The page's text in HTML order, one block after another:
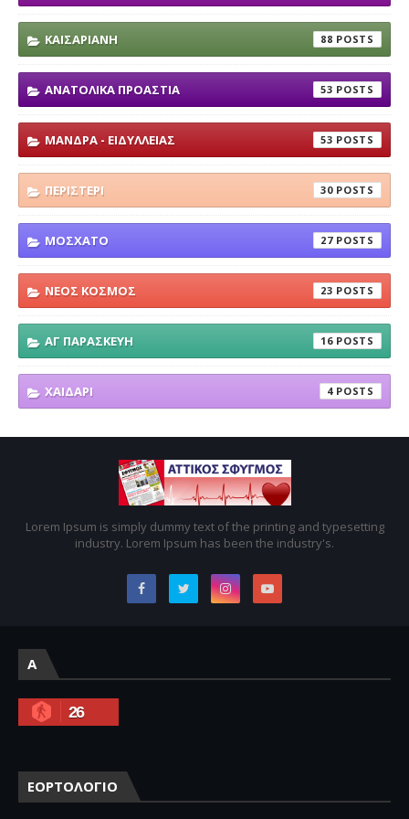
ΚΑΙΣΑΡΙΑΝΗ 88
ΑΝΑΤΟΛΙΚΑ ΠΡΟΑΣΤΙΑ 53
ΜΑΝΔΡΑ - ΕΙΔΥΛΛΕΙΑΣ 53
ΠΕΡΙΣΤΕΡΙ 30
ΜΟΣΧΑΤΟ 27
ΝΕΟΣ ΚΟΣΜΟΣ 23
ΑΓ ΠΑΡΑΣΚΕΥΗ 16
ΧΑΙΔΑΡΙ 4
Lorem Ipsum is simply dummy text of the printing and typesetting
industry. Lorem Ipsum has been the industry's.
A
26
ΕΟΡΤΟΛΟΓΙΟ